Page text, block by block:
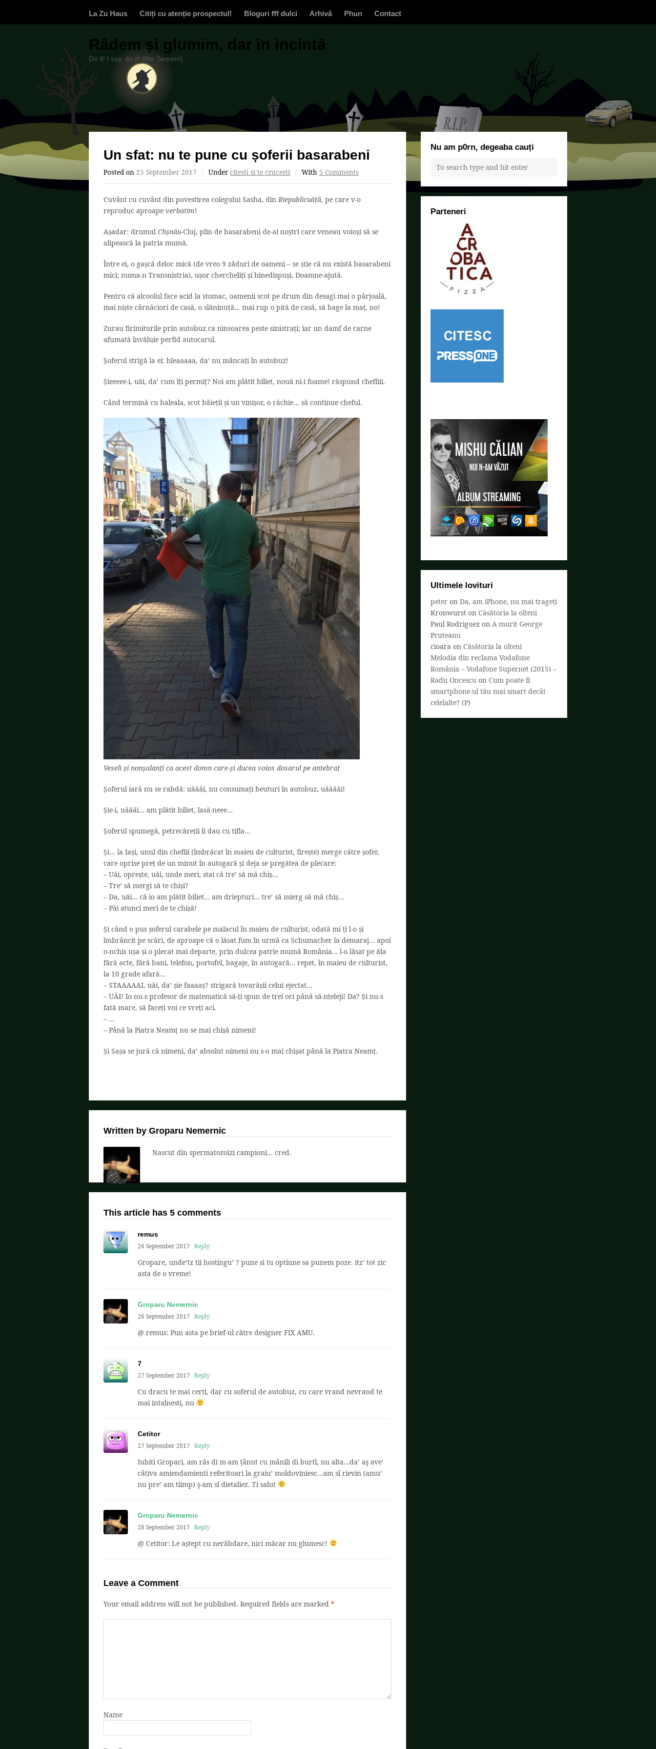
La Zu Haus Citiți cu atenție prospectul! Bloguri fff dulci Arhivă Phun Contact
Râdem și glumim, dar în incintă
Do it! I say, do it! (the Serpent)
Un sfat: nu te pune cu șoferii basarabeni
Posted on 25 September 2017 / Under citesti si te crucesti / With 5 Comments
Cuvânt cu cuvânt din povestirea colegului Sasha, dinRiepublicuățâ, pe care v-o
reproduc aproape verbatim!
Așadar: drumul Chșnău-Cluj, plin de basarabeni de-ai noștri care veneau voioși să se
alipească la patria mumă.
Între ei, o gașcă deloc mică (de vreo 9 zâduri de oameni – se știe că nu există basarabeni
mici; numa-n Transnistria), ușor chercheliți și binedispuși, Doamne-ajută.
Pentru că alcoolul face acid la stomac, oamenii scot pe drum din desagi mai o pârjoală,
mai niște cârnăciori de casă, o slăninuță… mai rup o pită de casă, să bage la maț, no!
Zurau firimiturile prin autobuz ca ninsoarea peste sinistrați; iar un damf de carne
afumată învăluie perfid autocarul.
Șoferul strigă la ei: bleaaaaa, da’ nu mâncați în autobuz!
Șieeeee-i, uăi, da’ cum îți permiț? Noi am plătit biliet, nouă ni-i foame! răspund chefliii.
Când termină cu haleala, scot băieții și un vinișor, o răchie… să continue cheful.
Veseli și nonșalanți ca acest domn care-și ducea voios dosarul pe antebraț
Șoferul iară nu se rabdă: uăăăi, nu consumați beuturi în autobuz, uăăăăi!
Șie-i, uăăăi… am plătit biliet, lasă-neee…
Șoferul spumegă, petrecăreții îi dau cu tifla…
Și… la Iași, unul din cheflii (îmbrăcat în maieu de culturist, firește) merge către șofer,
care oprise preț de un minut în autogară și deja se pregătea de plecare:
– Uăi, oprește, uăi, unde meri, stai că tre’ să mă chiș…
– Tre’ să mergi să te chiși?
– Da, uăi… că io am plătit biliet… am driepturi… tre’ să mierg să mă chiș…
– Păi atunci meri de te chișă!
Și când o pus șoferul carabele pe malacul în maieu de culturist, odată mi ți l-o și
îmbrâncit pe scări, de aproape că o lăsat fum în urmă ca Schumacher la demaraj… apoi
o-nchis ușa și o plecat mai departe, prin dulcea patrie mumă România… l-o lăsat pe ăla
fără acte, fără bani, telefon, portofel, bagaje, în autogară… repet, în maieu de culturist,
la 10 grade afară…
– STAAAAAI, uăi, da’ șie faaaaș? strigară tovarășii celui ejectat…
– UĂI! Io nu-s profesor de matematică să-ți spun de trei ori până să-nțeleji! Da? Și nu-s
fată mare, să faceți voi ce vreți aci.
– …
– Până la Piatra Neamț nu se mai chișă nimeni!
Și Sașa se jură că nimeni, da’ absolut nimeni nu s-o mai chișat până la Piatra Neamț.
Written by Groparu Nemernic
Nascut din spermatozoizi campioni... cred.
This article has 5 comments
remus
26 September 2017
Reply
Gropare, unde’tz tii hostingu’ ? pune si tu optiune sa punem poze. itz’ tot zic
asta de o vreme!
Groparu Nemernic
26 September 2017
Reply
@ remus: Pun asta pe brief-ul către designer FIX AMU.
7
27 September 2017
Reply
Cu dracu te mai certi, dar cu soferul de autobuz, cu care vrand nevrand te
mai intalnesti, nu
Cetitor
27 September 2017
Reply
Iubiti Gropari, am râs di m-am țânut cu mânili di burtî, nu alta…da’ aş ave’
câtiva amiendamienti referitoari la graiu’ moldoviniesc…am sî rievin (amu’
nu pre’ am tiimp) ş-am sî dietaliez. Ti salut
Groparu Nemernic
28 September 2017
Reply
@ Cetitor: Le aștept cu nerăbdare, nici măcar nu glumesc!
Leave a Comment
Your email address will not be published. Required fields are marked *
Name
Nu am p0rn, degeaba cauți
Parteneri
Ultimele lovituri
peter on Da, am iPhone, nu mai trageți
Kronwurst on Căsătoria la olteni
Paul Rodriguez on A murit George
Pruteanu
cioara on Căsătoria la olteni
Melodia din reclama Vodafone
România – Vodafone Supernet (2015) –
Radu Oncescu on Cum poate fi
smartphone-ul tău mai smart decât
celelalte? (P)